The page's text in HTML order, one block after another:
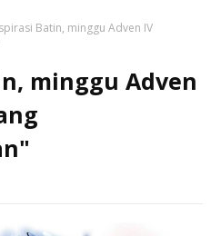
Batin, minggu Adven IV
minggu Adven